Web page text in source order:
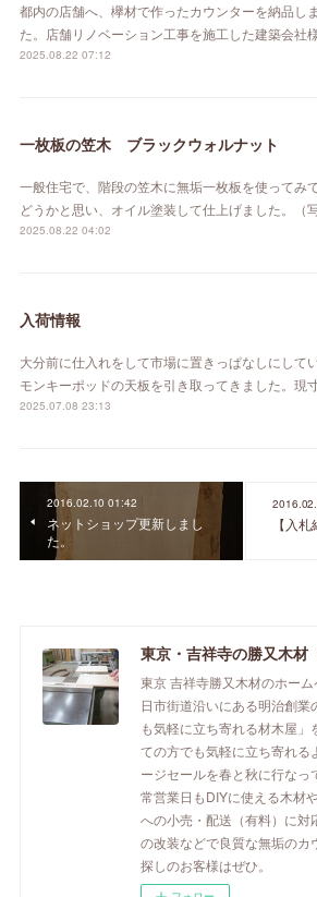
都内の店舗へ、欅材で作ったカウンターを納品し
た。店舗リノベーション工事を施工した建築会社
2025.08.22 07:12
一枚板の笠木 ブラックウォルナット
一般住宅で、階段の笠木に無垢一枚板を使ってみ
どうかと思い、オイル塗装して仕上げました。（
2025.08.22 04:02
入荷情報
大分前に仕入れをして市場に置きっぱなしにして
モンキーポッドの天板を引き取ってきました。現
2025.07.08 23:13
2016.02.10 01:42
ネットショップ更新しまし
た。
【入
東京 吉祥寺勝又木材のホー
日市街道沿いにある明治創
も気軽に立ち寄れる材木屋」
ての方でも気軽に立ち寄れる
ージセールを春と秋に行なっ
常営業日もDIYに使える木材
への小売・配送（有料）に対
の改装などで良質な無垢のカ
探しのお客様はぜひ。